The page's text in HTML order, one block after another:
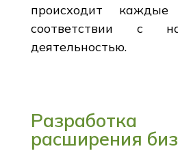
происходит
соответствии с
деятельностью.
Разработка
расширения